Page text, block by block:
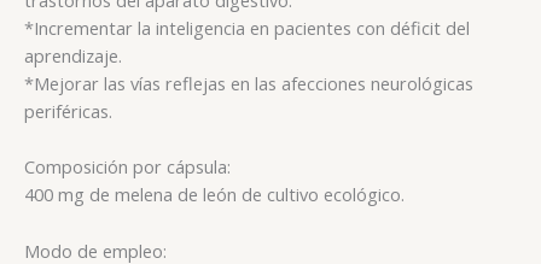
*Incrementar la inteligencia en pacientes con déficit del
aprendizaje.
*Mejorar las vías reflejas en las afecciones neurológicas
periféricas.
Composición por cápsula:
400 mg de melena de león de cultivo ecológico.
Modo de empleo: